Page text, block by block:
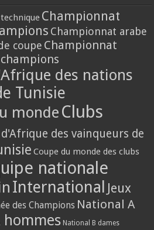
Championnat
Championnat arabe
coupe Championnat
des nations
Tunisie
monde Clubs
des vainqueurs de
Coupe du monde des clubs
nationale
International
Jeux
des Champions National A
hommes National B dames